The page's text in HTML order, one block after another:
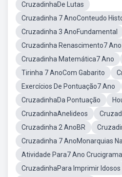
CruzadinhaDe Lutas
Cruzadinha 7 AnoConteudo
Cruzadinha 3 AnoFundamental
Cruzadinha Renascimento7 Ano
Cruzadinha Matemática7 Ano
Tirinha 7 AnoCom Gabarito
Exercícios De Pontuação7 Ano
CruzadinhaDa Pontuação
CruzadinhaAnelideos
Cruzadinha 2 AnoBR
Cruzadinha 7 AnoMonarquias
Atividade Para7 Ano Crucigrama
CruzadinhaPara Imprimir Idosos